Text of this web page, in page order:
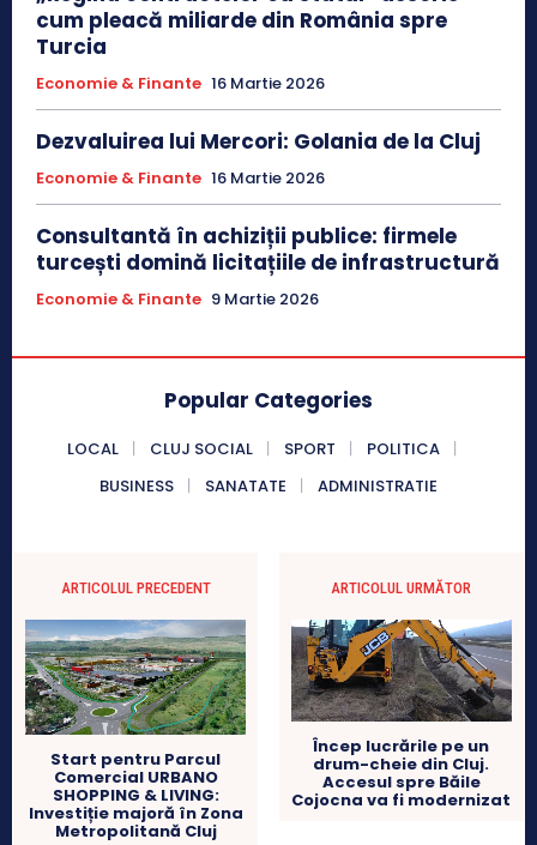
cum pleacă miliarde din România spre
Turcia
Economie & Finante 16 Martie 2026
Dezvaluirea lui Mercori: Golania de la Cluj
Economie & Finante 16 Martie 2026
Consultantă în achiziții publice: firmele
turcești domină licitațiile de infrastructură
Economie & Finante 9 Martie 2026
Popular Categories
LOCAL CLUJ SOCIAL SPORT
POLITICA
BUSINESS
SANATATE ADMINISTRATIE
ARTICOLUL PRECEDENT
Start pentru Parcul
Comercial URBANO
SHOPPING & LIVING:
Investiție majoră în Zona
Metropolitană Cluj
ARTICOLUL URMĂTOR
Încep lucrările pe un
drum-cheie din Cluj.
Accesul spre Băile
Cojocna va fi modernizat